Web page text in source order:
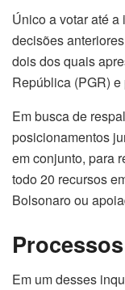
Único a votar até
decisões
dois dos quais
República (PGR)
Em busca de
posicionamentos
em conjunto, para
todo 20 recursos
Bolsonaro ou
Processos
Em um desses